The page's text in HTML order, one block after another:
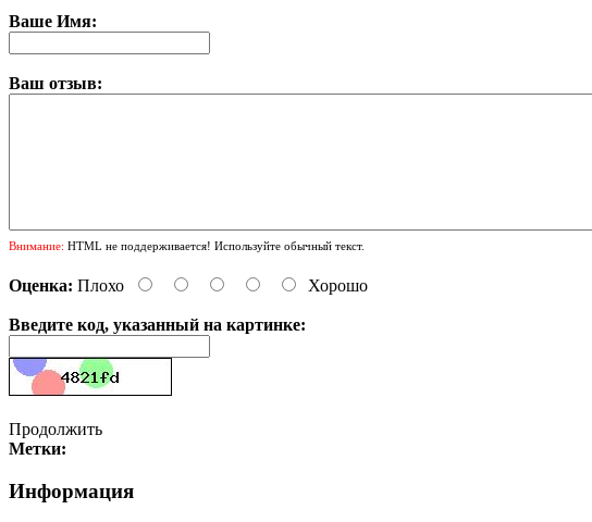
Ваше Имя:
Ваш отзыв:
Внимание: HTML не поддерживается! Используйте обычный текст.
Оценка: Плохо Хорошо
Введите код, указанный на картинке:
Продолжить
Метки:
Информация